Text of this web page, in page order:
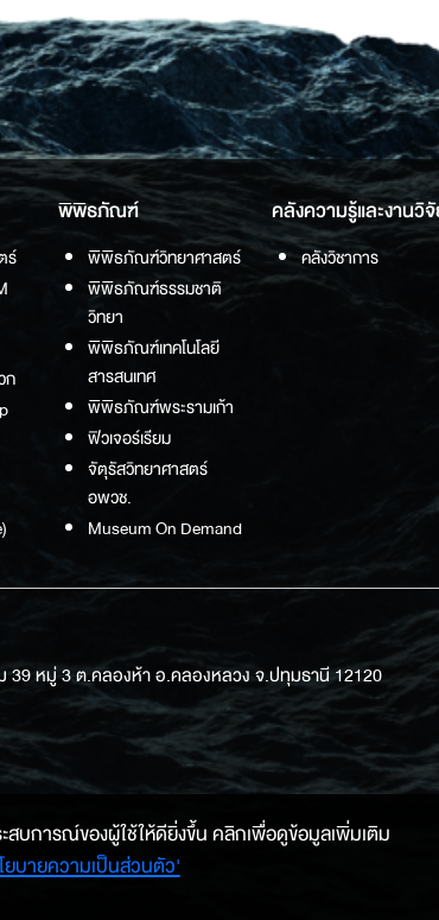
ร์
ก
พิพิธภัณฑ์
พิพิธภัณฑ์วิทยาศาสตร์
พิพิธภัณฑ์ธรรมชาติ
วิทยา
พิพิธภัณฑ์เทคโนโลยี
สารสนเทศ
พิพิธภัณฑ์พระรามเก้า
ฟิวเจอร์เรียม
จัตุรัสวิทยาศาสตร์
อพวช.
Museum On Demand
คลังความรู้และงานวิ
คลังวิชาการ
39 หมู่ 3 ต.คลองห้า อ.คลองหลวง จ.ปทุมธานี 12120
สบการณ์ของผู้ใช้ให้ดียิ่งขึ้น คลิกเพื่อดูข้อมูลเพิ่มเติม
ยบายความเป็นส่วนตัว'